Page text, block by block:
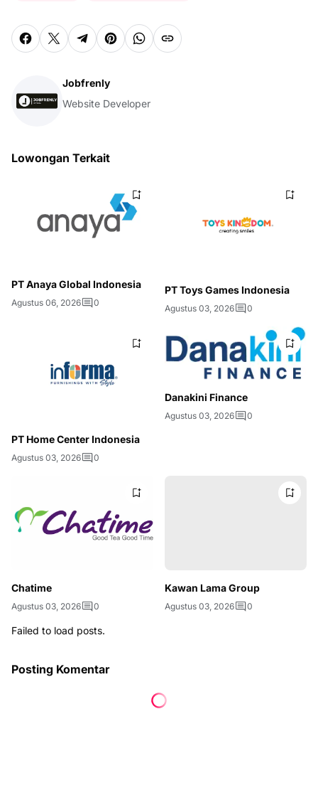
Jobfrenly
Website Developer
Lowongan Terkait
PT Anaya Global Indonesia
Agustus 06, 2026 0
PT Toys Games Indonesia
Agustus 03, 2026 0
PT Home Center Indonesia
Agustus 03, 2026 0
Danakini Finance
Agustus 03, 2026 0
Chatime
Agustus 03, 2026 0
Failed to load posts.
Posting Komentar